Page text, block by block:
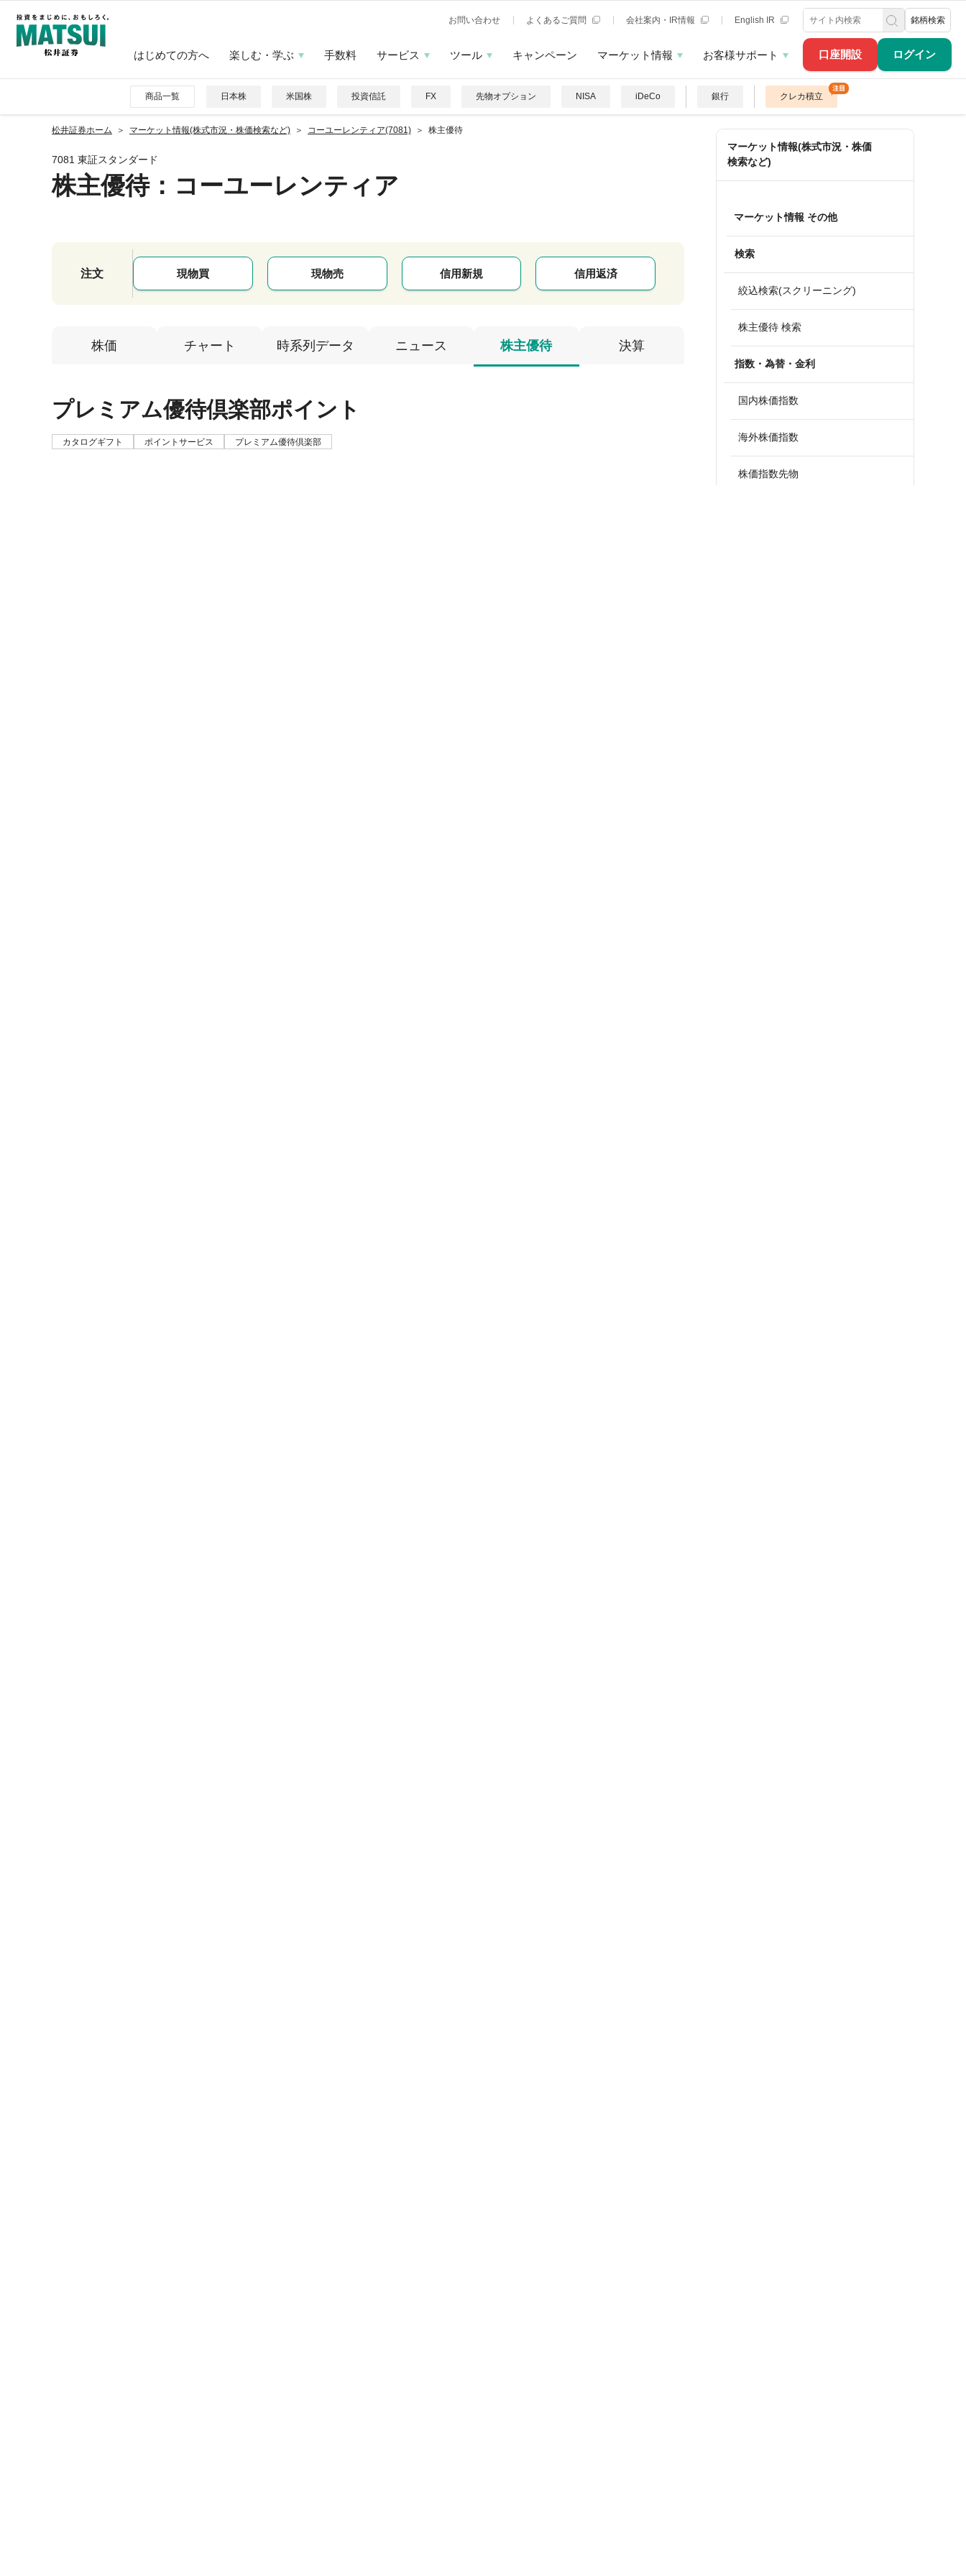
口座開設 ログイン
お問い合わせ よくあるご質問 会社案内・IR情報 English IR 銘柄検索
はじめての方へ 楽しむ・学ぶ 手数料 サービス ツール キャンペーン マーケット情報 お客様サポート
商品一覧 日本株 米国株 投資信託 FX 先物オプション NISA iDeCo 銀行 クレカ積立
松井証券ホーム マーケット情報(株式市況・株価検索など) コーユーレンティア(7081) 株主優待
7081 東証スタンダード
株主優待：コーユーレンティア
注文 現物買 現物売 信用新規 信用返済
株価 チャート 時系列データ ニュース 株主優待 決算
プレミアム優待倶楽部ポイント
カタログギフト ポイントサービス プレミアム優待倶楽部
マーケット情報(株式市況・株価
検索など)
マーケット情報 その他
検索
絞込検索(スクリーニング)
株主優待 検索
指数・為替・金利
国内株価指数
海外株価指数
株価指数先物